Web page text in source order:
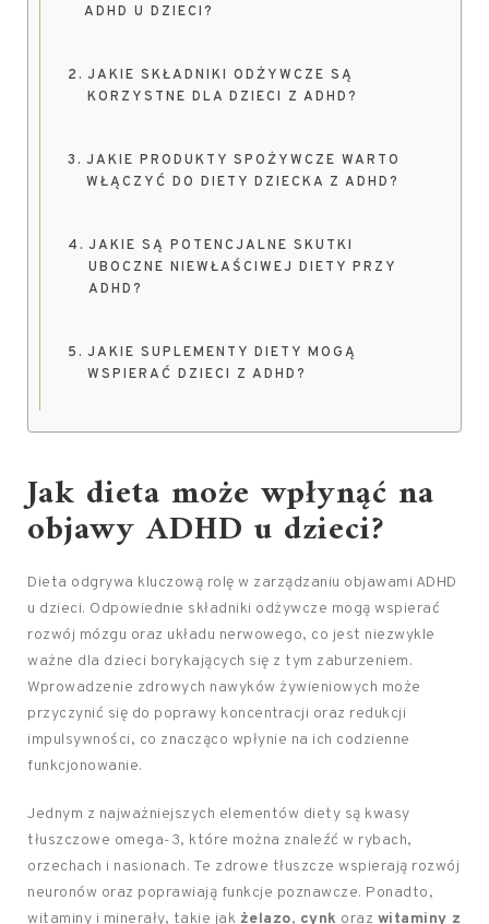
ADHD U DZIECI?
JAKIE SKŁADNIKI ODŻYWCZE SĄ
KORZYSTNE DLA DZIECI Z ADHD?
JAKIE PRODUKTY SPOŻYWCZE WARTO
WŁĄCZYĆ DO DIETY DZIECKA Z ADHD?
JAKIE SĄ POTENCJALNE SKUTKI
UBOCZNE NIEWŁAŚCIWEJ DIETY PRZY
ADHD?
JAKIE SUPLEMENTY DIETY MOGĄ
WSPIERAĆ DZIECI Z ADHD?
Jak dieta może wpłynąć na
objawy ADHD u dzieci?
Dieta odgrywa kluczową rolę w zarządzaniu objawami ADHD
u dzieci. Odpowiednie składniki odżywcze mogą wspierać
rozwój mózgu oraz układu nerwowego, co jest niezwykle
ważne dla dzieci borykających się z tym zaburzeniem.
Wprowadzenie zdrowych nawyków żywieniowych może
przyczynić się do poprawy koncentracji oraz redukcji
impulsywności, co znacząco wpłynie na ich codzienne
funkcjonowanie.
Jednym z najważniejszych elementów diety są kwasy
tłuszczowe omega-3, które można znaleźć w rybach,
orzechach i nasionach. Te zdrowe tłuszcze wspierają rozwój
neuronów oraz poprawiają funkcje poznawcze. Ponadto,
witaminy i minerały, takie jak żelazo, cynk oraz witaminy z